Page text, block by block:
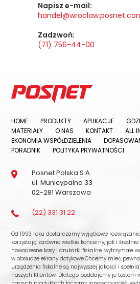
Napisz e-mail:
Zadzwoń:
(71) 756-44-00
HOME PRODUKTY APLIKACJE
MATERIAŁY
O NAS KONTAKT
ALL
EKONOMIA WSPÓŁDZIELENIA
PORADNIK
POLITYKA PRYWATNOŚCI
Posnet Polska S.A.
ul. Municypalna 33
02-281 Warszawa
(22) 331 31 22
Od 1993 roku dostarczamy wyjątkowe
korzystają zarówno wielkie koncerny, jak i
nowoczesne kasy i drukarki fiskalne, wytrzymałe
w obsłudze ekrany dotykowe.Chcemy mieć
urządzenia fiskalne są najwyższej jakości i
naszych Klientów. Dlatego poddajemy je testom